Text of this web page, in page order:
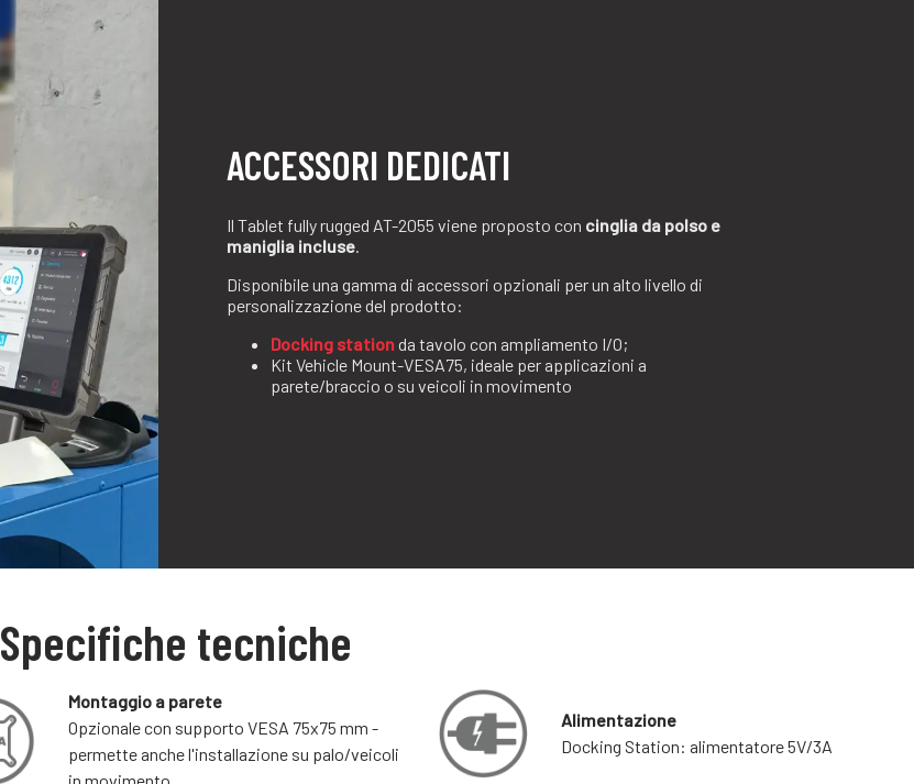
ACCESSORI DEDICATI
Il Tablet fully rugged AT-2055 viene proposto con cinglia da polso e
maniglia incluse
Disponibile una gamma di accessori opzionali per un alto livello di
personalizzazione del prodotto:
Docking stationda tavolo con ampliamento I/O;
Kit Vehicle Mount-VESA75, ideale per applicazioni a
parete/braccio o su veicoli in movimento
Specifiche tecniche
Montaggio a parete
Opzionale con supporto VESA 75x75 mm -
permette anche l'installazione su palo/veicoli
in movimento
Alimentazione
Docking Station: alimentatore 5V/3A